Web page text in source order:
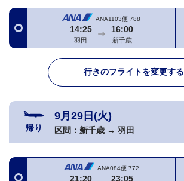
ANA1103便 788
14:25
羽田
16:00
新千歳
行きのフライトを変更する
帰り
9月29日(火)
区間： 新千歳 → 羽田
ANA084便 772
21:20 23:05